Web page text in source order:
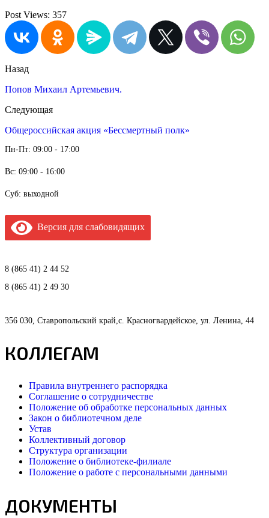
Post Views: 357
Назад
Попов Михаил Артемьевич.
Следующая
Общероссийская акция «Бессмертный полк»
Пн-Пт: 09:00 - 17:00
Вс: 09:00 - 16:00
Суб: выходной
Версия для слабовидящих
8 (865 41) 2 44 52
8 (865 41) 2 49 30
356 030, Ставропольский край,с. Красногвардейское, ул. Ленина, 44
КОЛЛЕГАМ
Правила внутреннего распорядка
Соглашение о сотрудничестве
Положение об обработке персональных данных
Закон о библиотечном деле
Устав
Коллективный договор
Структура организации
Положение о библиотеке-филиале
Положение о работе с персональными данными
ДОКУМЕНТЫ